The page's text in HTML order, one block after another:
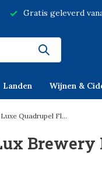
Gratis geleverd
Landen Wijnen &
Quadrupel Fl...
Brewery